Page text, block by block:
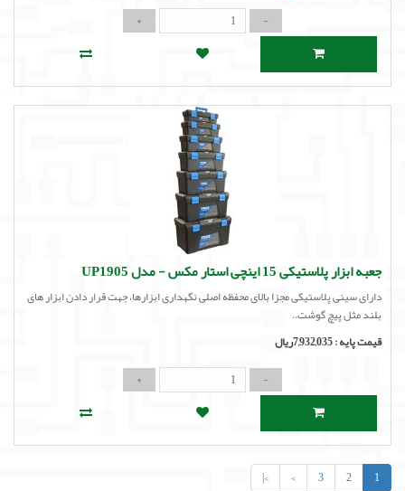
جعبه ابزار پلاستیکی 15 اینچی استار مکس - مدل UP1905
دارای سینی پلاستیکی مجزا بالای محفظه اصلی نگهداری ابزارها، جهت قرار دادن ابزار های
بلند مثل پیچ گوشت..
قیمت پایه :7,932,035ریال
1
2
3
>
>|